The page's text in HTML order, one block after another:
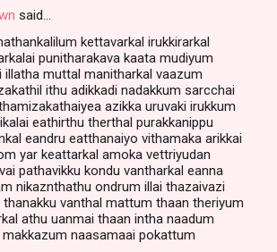
said…
kettavarkal irukkirarkal
punitharakava kaata mudiyum
illatha muttal manitharkal vaazum
ithu adikkadi nadakkum sarcchai
azikka uruvaki irukkum
eathirthu therthal purakkanippu
eandru eatthanaiyo vithamaka arikkai
yar keattarkal amoka vettriyudan
pathavikku kondu vantharkal eanna
nikaznthathu ondrum illai thazaivazi
thanakku vanthal mattum thaan theriyum
athu uanmai thaan intha naadum
naasamaai pokattum